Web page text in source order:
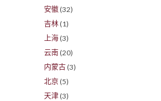
安徽 (32)
吉林 (1)
上海 (3)
云南 (20)
内蒙古 (3)
北京 (5)
天津 (3)